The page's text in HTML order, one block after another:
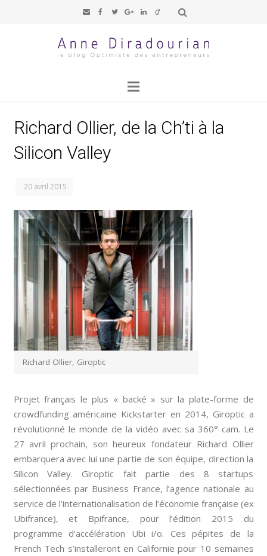
Richard Ollier, de la Ch’ti à la
Silicon Valley
20 avril 2015
Richard Ollier, Giroptic
Projet français le plus « backé » sur la plate-forme de
crowdfunding américaine Kickstarter en 2014, Giroptic a
révolutionné le monde de la vidéo avec sa 360° cam. Le
27 avril prochain, son heureux fondateur Richard Ollier
embarquera avec lui une partie de son équipe, direction la
Silicon Valley. Giroptic fait partie des 8 startups
sélectionnées par Business France, l’agence nationale au
service de l’internationalisation de l’économie française (ex
Ubifrance), et Bpifrance, pour l’édition 2015 du
programme d’accélération Ubi i/o. Ces pépites de la
French Tech s’installeront en Californie pour 10 semaines